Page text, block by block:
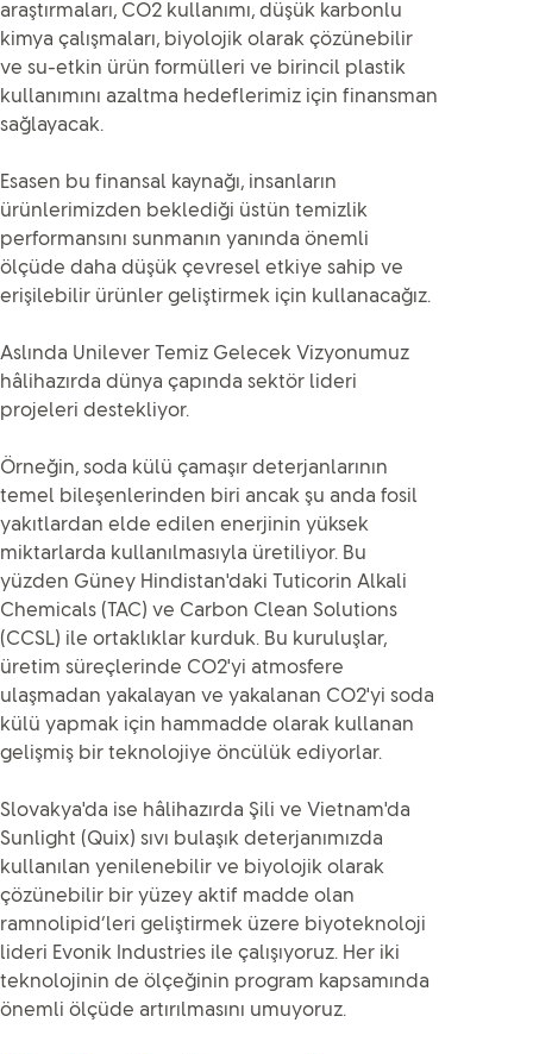
araştırmaları, CO2 kullanımı, düşük karbonlu
kimya çalışmaları, biyolojik olarak çözünebilir
ve su-etkin ürün formülleri ve birincil plastik
kullanımını azaltma hedeflerimiz için finansman
sağlayacak.
Esasen bu finansal kaynağı, insanların
ürünlerimizden beklediği üstün temizlik
performansını sunmanın yanında önemli
ölçüde daha düşük çevresel etkiye sahip ve
erişilebilir ürünler geliştirmek için kullanacağız.
Aslında Unilever Temiz Gelecek Vizyonumuz
hâlihazırda dünya çapında sektör lideri
projeleri destekliyor.
Örneğin, soda külü çamaşır deterjanlarının
temel bileşenlerinden biri ancak şu anda fosil
yakıtlardan elde edilen enerjinin yüksek
miktarlarda kullanılmasıyla üretiliyor. Bu
yüzden Güney Hindistan'daki Tuticorin Alkali
Chemicals (TAC) ve Carbon Clean Solutions
(CCSL) ile ortaklıklar kurduk. Bu kuruluşlar,
üretim süreçlerinde CO2'yi atmosfere
ulaşmadan yakalayan ve yakalanan CO2'yi soda
külü yapmak için hammadde olarak kullanan
gelişmiş bir teknolojiye öncülük ediyorlar.
Slovakya'da ise hâlihazırda Şili ve Vietnam'da
Sunlight (Quix) sıvı bulaşık deterjanımızda
kullanılan yenilenebilir ve biyolojik olarak
çözünebilir bir yüzey aktif madde olan
ramnolipid’leri geliştirmek üzere biyoteknoloji
lideri Evonik Industries ile çalışıyoruz. Her iki
teknolojinin de ölçeğinin program kapsamında
önemli ölçüde artırılmasını umuyoruz.